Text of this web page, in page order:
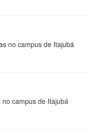
no campus de Itajubá
campus de Itajubá